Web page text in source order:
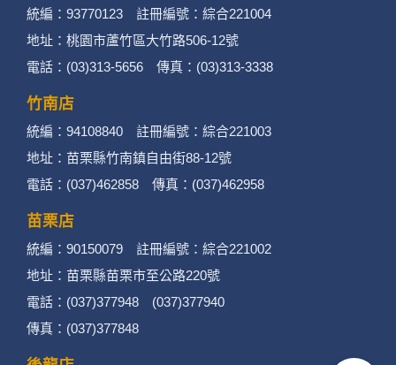
統編：93770123 註冊編號：綜合221004
地址：桃園市蘆竹區大竹路506-12號
電話：(03)313-5656 傳真：(03)313-3338
竹南店
統編：94108840 註冊編號：綜合221003
地址：苗栗縣竹南鎮自由街88-12號
電話：(037)462858 傳真：(037)462958
苗栗店
統編：90150079 註冊編號：綜合221002
地址：苗栗縣苗栗市至公路220號
電話：(037)377948 (037)377940
傳真：(037)377848